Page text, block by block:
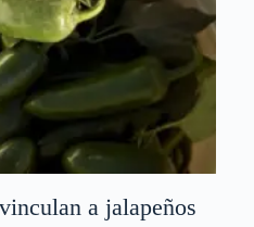
a jalapeños